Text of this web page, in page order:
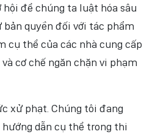
hội để chúng ta luật hóa sâu
bản quyền đối với tác phẩm
cụ thể của các nhà cung cấp
cơ chế ngăn chặn vi phạm
xử phạt. Chúng tôi đang
dẫn cụ thể trong thi